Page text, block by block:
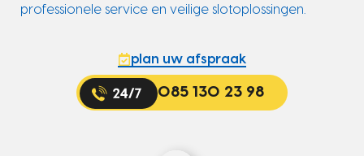
professionele service en veilige slotoplossingen.
plan uw afspraak
085 130 23 98